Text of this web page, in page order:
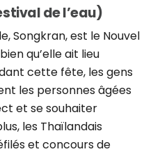
de l’eau)
Songkran, est le Nouvel
qu’elle ait lieu
cette fête, les gens
les personnes âgées
et se souhaiter
les Thaïlandais
et concours de